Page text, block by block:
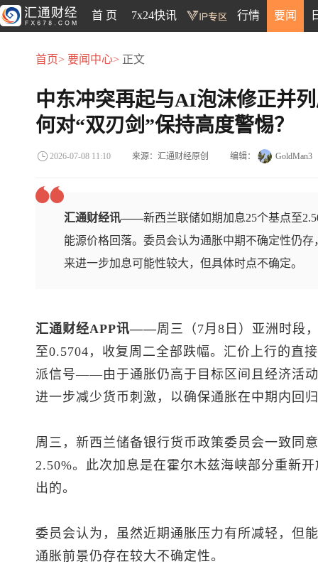
首 页 7x24快讯 行情 要闻
首页> 要闻中心> 正文
中东冲突再起与AI泡沫修正并
何对“双刃剑”保持高度警惕？
2026-07-08 11:10 来源：汇通财经原创 编辑： GoldMan3
汇通财经讯——新西兰联储如期加息25个基点至
能源价格回落。委员会认为通胀中期不确定性仍
来进一步加息可能性较大，但具体时点不确定。
汇通财经APP讯——周三（7月8日）亚洲时段
至0.5704，收复周二全部跌幅。汇价上行的直
派信号——由于通胀仍高于目标区间且经济活
进一步减少货币刺激，以确保通胀在中期内回
周三，新西兰储备银行货币政策委员会一致同
2.50%。此次加息是在霍尔木兹海峡部分重新
出的。
委员会认为，虽然近期通胀压力有所减轻，但
通胀前景仍存在较大不确定性。